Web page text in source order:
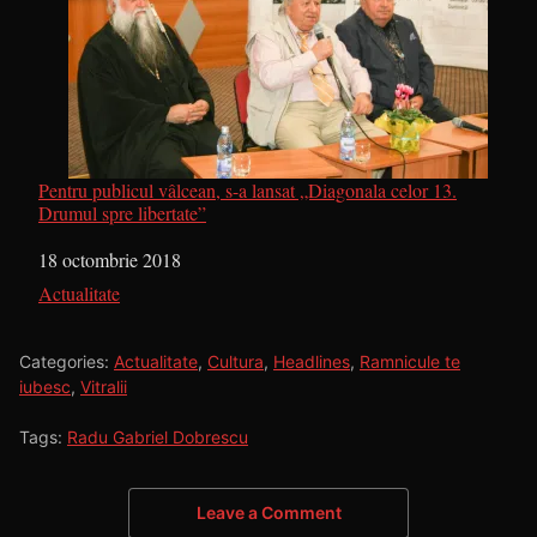
Pentru publicul vâlcean, s-a lansat „Diagonala celor 13.
Drumul spre libertate”
Dată
18 octombrie 2018
În legătură cu
Actualitate
Categories: Actualitate, Cultura, Headlines, Ramnicule te
iubesc, Vitralii
Tags: Radu Gabriel Dobrescu
Leave a Comment